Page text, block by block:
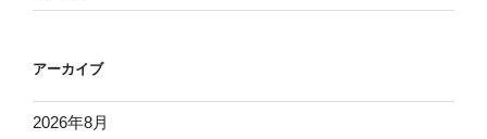
アーカイブ
2026年8月